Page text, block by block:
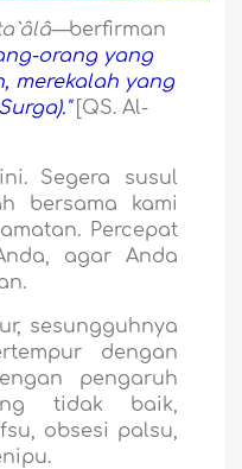
berfirman
orang yang
merekalah yang
[QS. Al-
Segera susul
bersama kami
Percepat
agar Anda
sesungguhnya
dengan
pengaruh
tidak baik,
obsesi palsu,